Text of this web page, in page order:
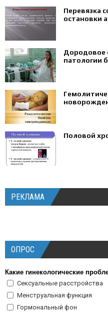
Перевязка
остановки
Дородовое
патологии
Половой
РЕКЛАМА
ОПРОС
Какие гинекологические
Сексуальные расстройства
Менструальная функция
Гормональный фон